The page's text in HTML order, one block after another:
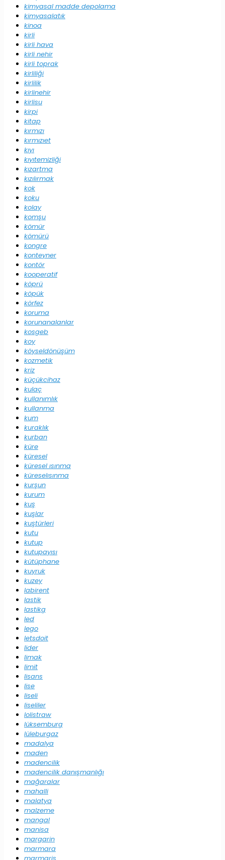
kimyasal madde depolama
kimyasalatık
kinoa
kirli
kirli hava
kirli nehir
kirli toprak
kirliliği
kirlilik
kirlinehir
kirlisu
kirpi
kitap
kırmızı
kırmızıet
kıyı
kıyıtemizliği
kızartma
kızılırmak
kok
koku
kolay
komşu
kömür
kömürü
kongre
konteyner
kontör
kooperatif
köprü
köpük
körfez
koruma
korunanalanlar
kosgeb
koy
köyseldönüşüm
kozmetik
kriz
küçükcihaz
kulaç
kullanımlık
kullanma
kum
kuraklık
kurban
küre
küresel
küresel ısınma
küreselısınma
kurşun
kurum
kuş
kuşlar
kuştürleri
kutu
kutup
kutupayısı
kütüphane
kuyruk
kuzey
labirent
lastik
lastikg
led
lego
letsdoit
lider
limak
limit
lisans
lise
liseli
liseliler
lolistraw
lüksemburg
lüleburgaz
madalya
maden
madencilik
madencilik danışmanlığı
mağaralar
mahalli
malatya
malzeme
mangal
manisa
margarin
marmara